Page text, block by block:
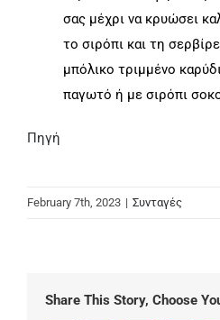
σας μέχρι να κρυώσει
το σιρόπι και τη
μπόλικο τριμμένο
παγωτό ή με σιρόπι
Πηγή
February 7th, 2023 | Συνταγές
Share This Story, Choose